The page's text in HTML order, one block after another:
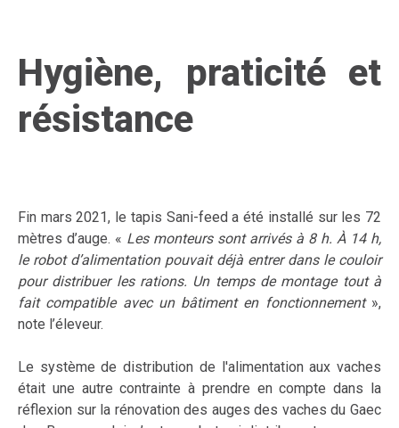
Hygiène, praticité et
résistance
Fin mars 2021, le tapis Sani-feed a été installé sur les 72
mètres d’auge. « Les monteurs sont arrivés à 8 h. À 14 h,
le robot d’alimentation pouvait déjà entrer dans le couloir
pour distribuer les rations. Un temps de montage tout à
fait compatible avec un bâtiment en fonctionnement »,
note l’éleveur.
Le système de distribution de l'alimentation aux vaches
était une autre contrainte à prendre en compte dans la
réflexion sur la rénovation des auges des vaches du Gaec